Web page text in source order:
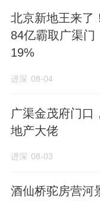
北京新地王来了
84亿霸取广渠门
19%
进深 08-04
广渠金茂府门口
地产大佬
进深 08-03
酒仙桥驼房营河